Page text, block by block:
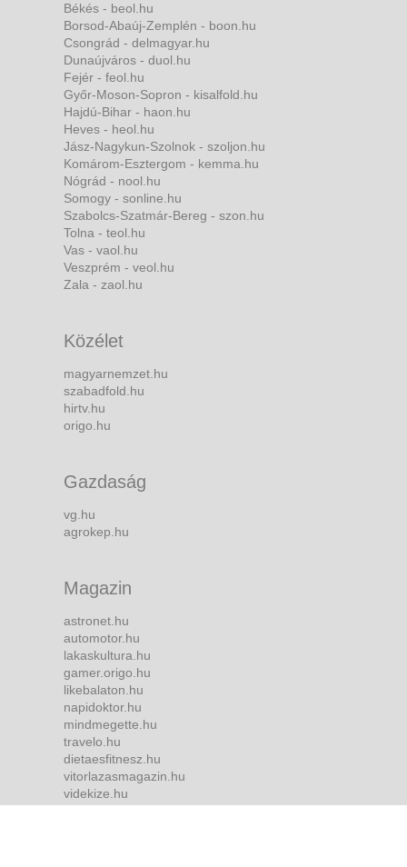
Békés - beol.hu
Borsod-Abaúj-Zemplén - boon.hu
Csongrád - delmagyar.hu
Dunaújváros - duol.hu
Fejér - feol.hu
Győr-Moson-Sopron - kisalfold.hu
Hajdú-Bihar - haon.hu
Heves - heol.hu
Jász-Nagykun-Szolnok - szoljon.hu
Komárom-Esztergom - kemma.hu
Nógrád - nool.hu
Somogy - sonline.hu
Szabolcs-Szatmár-Bereg - szon.hu
Tolna - teol.hu
Vas - vaol.hu
Veszprém - veol.hu
Zala - zaol.hu
Közélet
magyarnemzet.hu
szabadfold.hu
hirtv.hu
origo.hu
Gazdaság
vg.hu
agrokep.hu
Magazin
astronet.hu
automotor.hu
lakaskultura.hu
gamer.origo.hu
likebalaton.hu
napidoktor.hu
mindmegette.hu
travelo.hu
dietaesfitnesz.hu
vitorlazasmagazin.hu
videkize.hu